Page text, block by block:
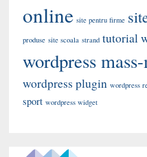
online site pentru firme
produse site scoala strand tutorial
wordpress
wordpress plugin wordpress
sport wordpress widget